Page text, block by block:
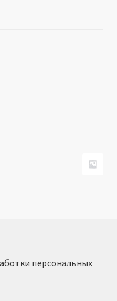
персональных